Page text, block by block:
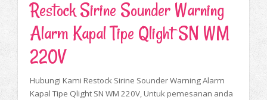
Restock Sirine Sounder Warning
Alarm Kapal Tipe Qlight SN WM
220V
Hubungi Kami Restock Sirine Sounder Warning Alarm
Kapal Tipe Qlight SN WM 220V, Untuk pemesanan anda